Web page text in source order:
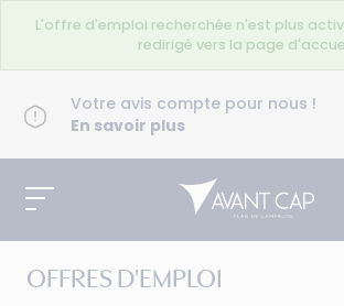
L'offre d'emploi recherchée n'est plus
redirigé vers la page
Votre avis compte pour nous !
En savoir plus
OFFRES D'EMPLOI